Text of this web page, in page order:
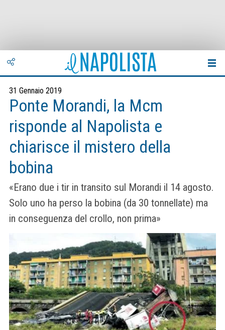
31 Gennaio 2019
Ponte Morandi, la Mcm
risponde al Napolista e
chiarisce il mistero della
bobina
«Erano due i tir in transito sul Morandi il 14 agosto.
Solo uno ha perso la bobina (da 30 tonnellate) ma
in conseguenza del crollo, non prima»